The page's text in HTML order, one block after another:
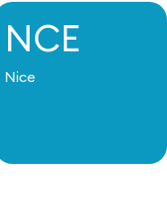
NCE
Nice